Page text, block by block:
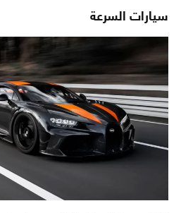
سيارات السرعة